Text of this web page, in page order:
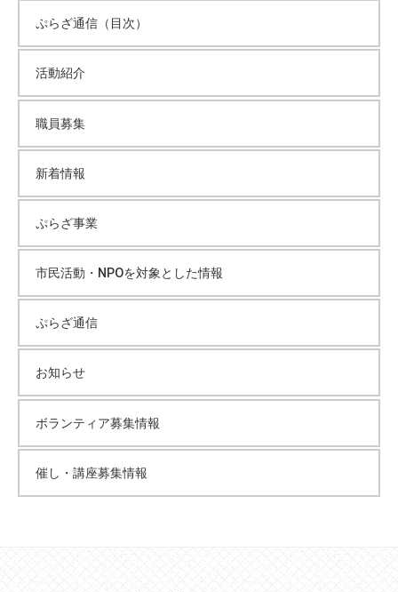
ぷらざ通信（目次）
活動紹介
職員募集
新着情報
ぷらざ事業
市民活動・NPOを対象とした情報
ぷらざ通信
お知らせ
ボランティア募集情報
催し・講座募集情報